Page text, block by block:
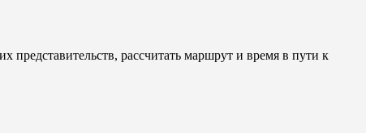
рассчитать маршрут и время в пути к